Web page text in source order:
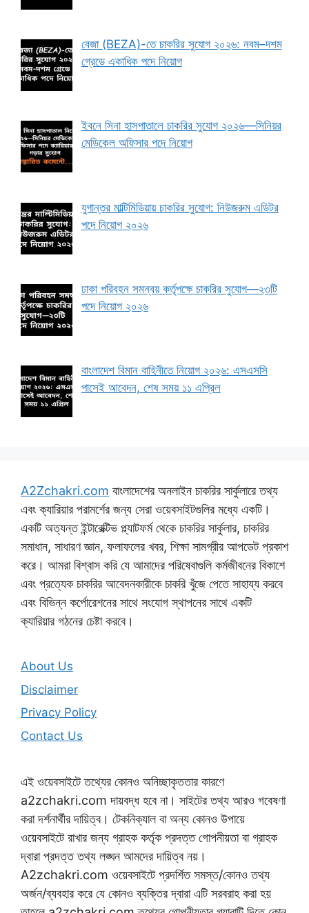
বেজা (BEZA)-তে চাকরির সুযোগ ২০২৬: নবম–দশম
গ্রেডে একাধিক পদে নিয়োগ
ইবনে সিনা হাসপাতালে চাকরির সুযোগ ২০২৬—সিনিয়র
মেডিকেল অফিসার পদে নিয়োগ
যুগান্তর মাল্টিমিডিয়ায় চাকরির সুযোগ: নিউজরুম এডিটর
পদে নিয়োগ ২০২৬
ঢাকা পরিবহন সমন্বয় কর্তৃপক্ষে চাকরির সুযোগ—২৩টি
পদে নিয়োগ ২০২৬
বাংলাদেশ বিমান বাহিনীতে নিয়োগ ২০২৬: এসএসসি
পাসেই আবেদন, শেষ সময় ১১ এপ্রিল
A2Zchakri.com বাংলাদেশের অনলাইন চাকরির সার্কুলারে তথ্য
এবং ক্যারিয়ার পরামর্শের জন্য সেরা ওয়েবসাইটগুলির মধ্যে একটি।
একটি অত্যন্ত ইন্টারেক্টিভ প্ল্যাটফর্ম থেকে চাকরির সার্কুলার, চাকরির
সমাধান, সাধারণ জ্ঞান, ফলাফলের খবর, শিক্ষা সামগ্রীর আপডেট প্রকাশ
করে। আমরা বিশ্বাস করি যে আমাদের পরিষেবাগুলি কর্মজীবনের বিকাশে
এবং প্রত্যেক চাকরির আবেদনকারীকে চাকরি খুঁজে পেতে সাহায্য করবে
এবং বিভিন্ন কর্পোরেশনের সাথে সংযোগ স্থাপনের সাথে একটি
ক্যারিয়ার গঠনের চেষ্টা করবে।
About Us
Disclaimer
Privacy Policy
Contact Us
এই ওয়েবসাইটে তথ্যের কোনও অনিচ্ছাকৃততার কারণে
a2zchakri.com দায়বদ্ধ হবে না। সাইটের তথ্য আরও গবেষণা
করা দর্শনার্থীর দায়িত্ব। টেকনিক্যাল বা অন্য কোনও উপায়ে
ওয়েবসাইটে রাখার জন্য গ্রাহক কর্তৃক প্রদত্ত গোপনীয়তা বা গ্রাহক
দ্বারা প্রদত্ত তথ্য লঙ্ঘন আমদের দায়িত্ব নয়।
A2zchakri.com ওয়েবসাইটে প্রদর্শিত সমস্ত/কোনও তথ্য
অর্জন/ব্যবহার করে যে কোনও ব্যক্তির দ্বারা এটি সরবরাহ করা হয়